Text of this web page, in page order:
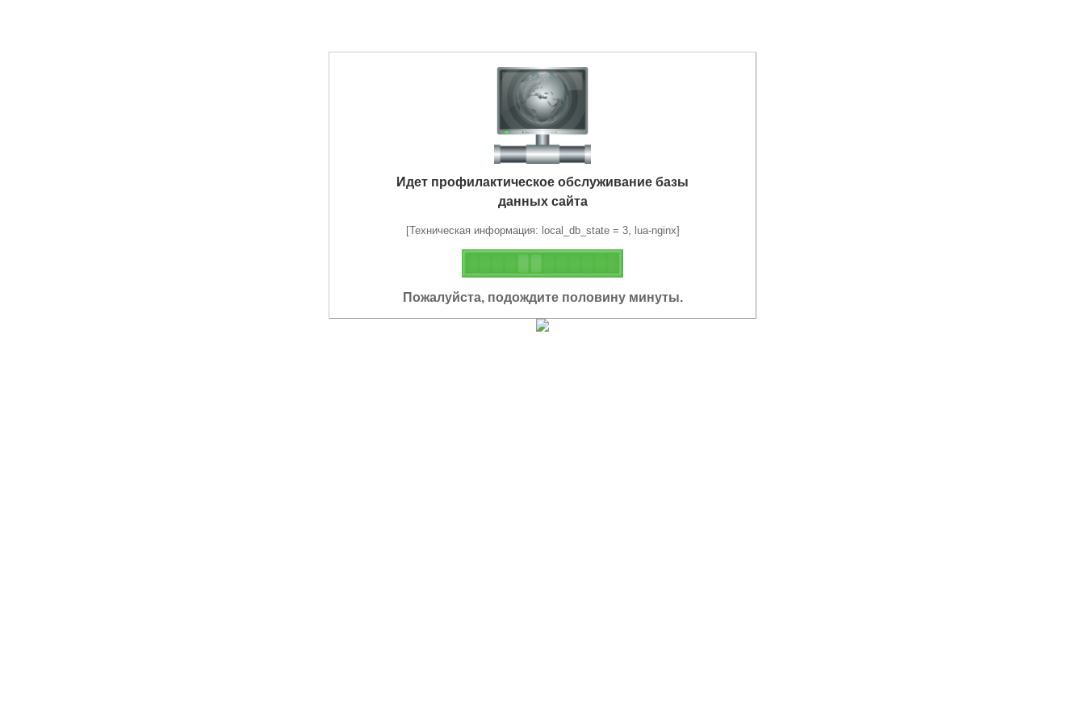
Идет профилактическое обслуживание базы
данных сайта
[Техническая информация: local_db_state = 3, lua-nginx]
Пожалуйста, подождите половину минуты.